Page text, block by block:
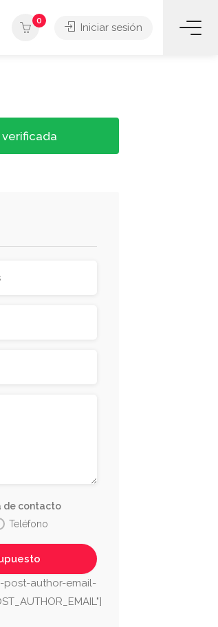
0
Iniciar sesión
verificada
de contacto
Teléfono
post-author-email-